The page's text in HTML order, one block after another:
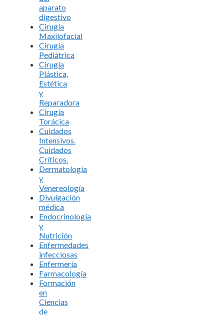
aparato
digestivo
Cirugía
Maxilofacial
Cirugía
Pediátrica
Cirugía
Plástica,
Estética
y
Reparadora
Cirugía
Torácica
Cuidados
Intensivos.
Cuidados
Críticos.
Dermatología
y
Venereología
Divulgación
médica
Endocrinología
y
Nutrición
Enfermedades
infecciosas
Enfermería
Farmacología
Formación
en
Ciencias
de